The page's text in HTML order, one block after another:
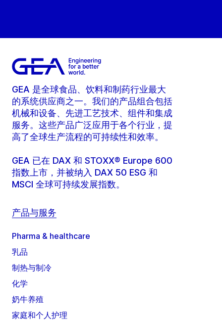
GEA 是全球食品、饮料和制药行业最大
的系统供应商之一。我们的产品组合包括
机械和设备、先进工艺技术、组件和集成
服务。这些产品广泛应用于各个行业，提
高了全球生产流程的可持续性和效率。
GEA 已在 DAX 和 STOXX® Europe 600
指数上市，并被纳入 DAX 50 ESG 和
MSCI 全球可持续发展指数。
产品与服务
Pharma & healthcare
乳品
制热与制冷
化学
奶牛养殖
家庭和个人护理